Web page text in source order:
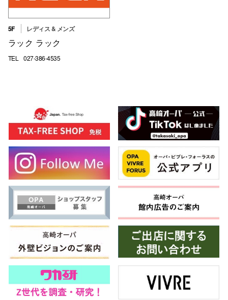
5F レディス & メンズ
ラック ラック
TEL 027-386-4535